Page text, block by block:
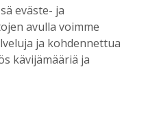
eväste- ja
avulla voimme
ja kohdennettua
kävijämääriä ja